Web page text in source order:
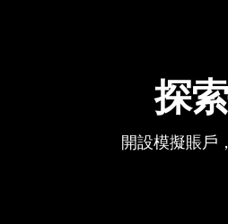
探
開設模擬賬戶